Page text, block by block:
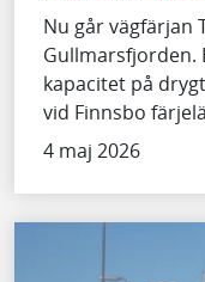
Nu går vägfärjan
Gullmarsfjorden.
kapacitet på
vid Finnsbo
4 maj 2026